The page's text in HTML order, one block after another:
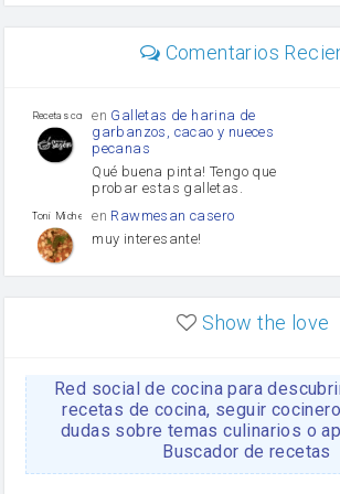
Comentarios
Recetas con sazon
en Galletas de harina de
garbanzos, cacao y nueces
pecanas
Qué buena pinta! Tengo que
probar estas galletas.
Toni Michel Caubet
en Rawmesan casero
muy interesante!
enLasaña casera fácil y
HOJALDROSA TV
enGachas de la abuela
Rosa
https://youtu.be/Mz69gcVO3sI
Rosa enReceta Del Bizcocho
Show the love
Red social de cocina para
recetas de cocina, seguir
dudas sobre temas culinarios o
Buscador de recetas